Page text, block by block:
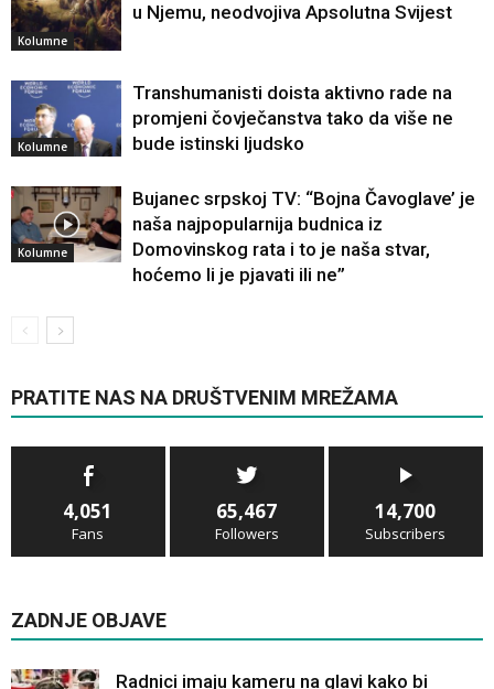
Kolumne
u Njemu, neodvojiva Apsolutna Svijest
Kolumne
Transhumanisti doista aktivno rade na
promjeni čovječanstva tako da više ne
bude istinski ljudsko
Kolumne
Bujanec srpskoj TV: “Bojna Čavoglave’ je
naša najpopularnija budnica iz
Domovinskog rata i to je naša stvar,
hoćemo li je pjavati ili ne”
PRATITE NAS NA DRUŠTVENIM MREŽAMA
4,051
Fans
65,467
Followers
14,700
Subscribers
ZADNJE OBJAVE
Radnici imaju kameru na glavi kako bi